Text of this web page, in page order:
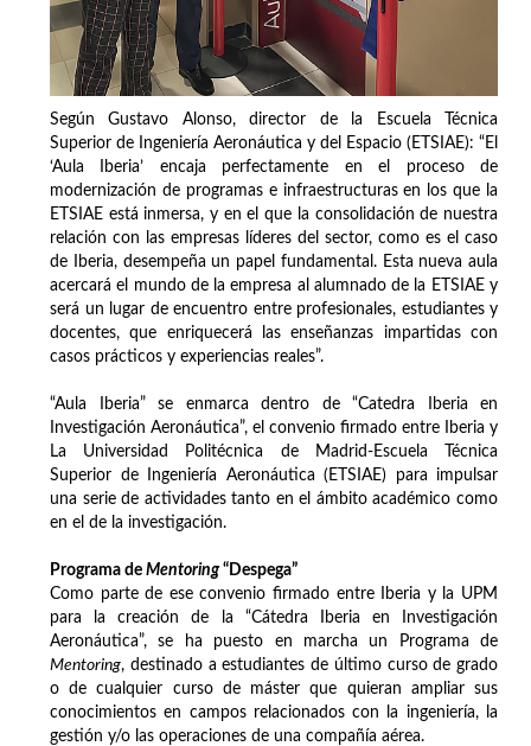
Según Gustavo Alonso, director de la Escuela Técnica
Superior de Ingeniería Aeronáutica y del Espacio (ETSIAE): “El
‘Aula Iberia’ encaja perfectamente en el proceso de
modernización de programas e infraestructuras en los que la
ETSIAE está inmersa, y en el que la consolidación de nuestra
relación con las empresas líderes del sector, como es el caso
de Iberia, desempeña un papel fundamental. Esta nueva aula
acercará el mundo de la empresa al alumnado de la ETSIAE y
será un lugar de encuentro entre profesionales, estudiantes y
docentes, que enriquecerá las enseñanzas impartidas con
casos prácticos y experiencias reales”.
“Aula Iberia” se enmarca dentro de “Catedra Iberia en
Investigación Aeronáutica”, el convenio firmado entre Iberia y
La Universidad Politécnica de Madrid-Escuela Técnica
Superior de Ingeniería Aeronáutica (ETSIAE) para impulsar
una serie de actividades tanto en el ámbito académico como
en el de la investigación.
Programa de Mentoring“Despega”
Como parte de ese convenio firmado entre Iberia y la UPM
para la creación de la “Cátedra Iberia en Investigación
Aeronáutica”, se ha puesto en marcha un Programa de
Mentoring, destinado a estudiantes de último curso de grado
o de cualquier curso de máster que quieran ampliar sus
conocimientos en campos relacionados con la ingeniería, la
gestión y/o las operaciones de una compañía aérea.